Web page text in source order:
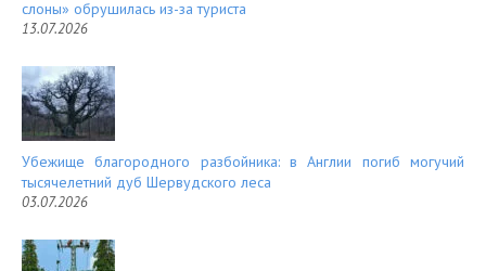
слоны» обрушилась из-за туриста
13.07.2026
Убежище благородного разбойника: в Англии погиб могучий
тысячелетний дуб Шервудского леса
03.07.2026